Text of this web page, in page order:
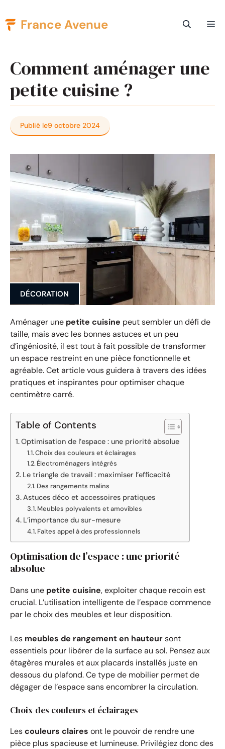
Aller
au
France Avenue
Comment aménager une
petite cuisine ?
Publié le9 octobre 2024
DÉCORATION
Aménager une petite cuisine peut sembler un défi de
taille, mais avec les bonnes astuces et un peu
d’ingéniosité, il est tout à fait possible de transformer
un espace restreint en une pièce fonctionnelle et
agréable. Cet article vous guidera à travers des idées
pratiques et inspirantes pour optimiser chaque
centimètre carré.
Table of Contents
Optimisation de l’espace : une priorité absolue
Choix des couleurs et éclairages
Électroménagers intégrés
Le triangle de travail : maximiser l’efficacité
Des rangements malins
Astuces déco et accessoires pratiques
Meubles polyvalents et amovibles
L’importance du sur-mesure
Faites appel à des professionnels
Optimisation de l’espace : une priorité
absolue
Dans une petite cuisine, exploiter chaque recoin est
crucial. L’utilisation intelligente de l’espace commence
par le choix des meubles et leur disposition.
Les meubles de rangement en hauteursont
essentiels pour libérer de la surface au sol. Pensez aux
étagères murales et aux placards installés juste en
dessous du plafond. Ce type de mobilier permet de
dégager de l’espace sans encombrer la circulation.
Choix des couleurs et éclairages
Lescouleurs claires ont le pouvoir de rendre une
pièce plus spacieuse et lumineuse. Privilégiez donc des